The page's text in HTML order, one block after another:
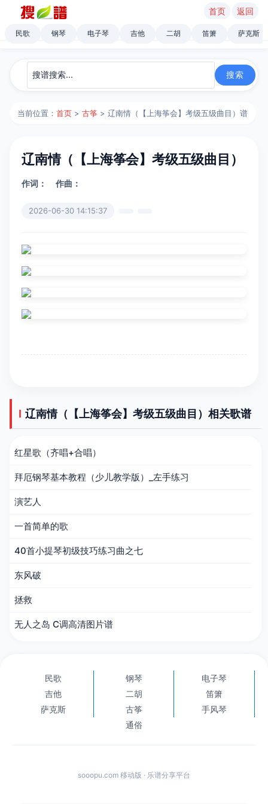
首页 返回
民歌 钢琴 电子琴 吉他 二胡 笛箫 萨克斯
当前位置：首页 >古筝 > 辽南情（【上海筝会】考级五级曲目）谱
辽南情（【上海筝会】考级五级曲目）
作词： 作曲：
2026-06-30 14:15:37
辽南情（【上海筝会】考级五级曲目）相关歌谱
红星歌（齐唱+合唱）
拜厄钢琴基本教程（少儿教学版）_左手练习
演艺人
一首简单的歌
40首小提琴初级技巧练习曲之七
东风破
拯救
无人之岛 C调高清图片谱
民歌 钢琴
电子琴
吉他
二胡
笛箫
萨克斯
古筝
手风琴
通俗
sooopu.com 移动版 · 乐谱分享平台